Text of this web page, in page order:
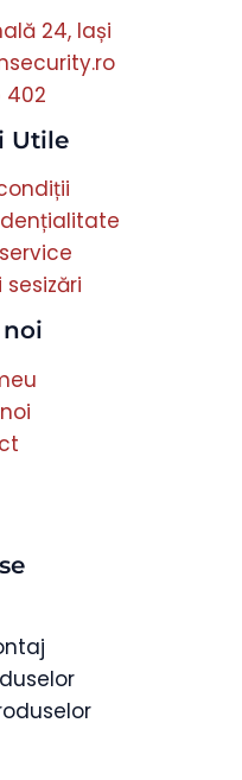
24, Iași
402
Utile
noi